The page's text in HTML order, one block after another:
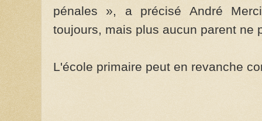
pénales », a précisé André
toujours, mais plus aucun parent ne
L'école primaire peut en revanche